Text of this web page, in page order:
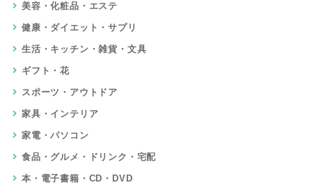
美容・化粧品・エステ
健康・ダイエット・サプリ
生活・キッチン・雑貨・文具
ギフト・花
スポーツ・アウトドア
家具・インテリア
家電・パソコン
食品・グルメ・ドリンク・宅配
本・電子書籍・CD・DVD